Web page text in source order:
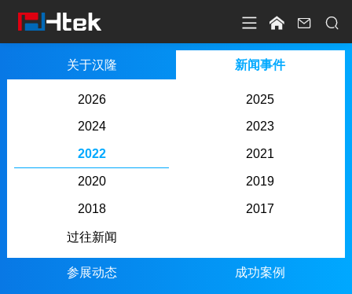
   
关于汉隆 新闻事件
2026 2025
2024 2023
2022 2021
2020 2019
2018 2017
过往新闻
参展动态 成功案例